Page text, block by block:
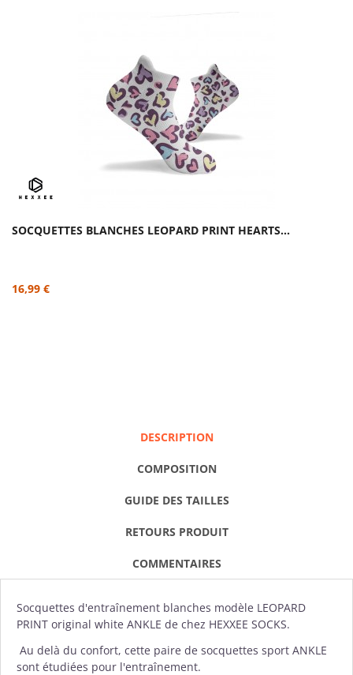
SOCQUETTES BLANCHES LEOPARD PRINT HEARTS...
16,99 €
DESCRIPTION
COMPOSITION
GUIDE DES TAILLES
RETOURS PRODUIT
COMMENTAIRES
Socquettes d'entraînement blanches modèle LEOPARD
PRINT original white ANKLE de chez HEXXEE SOCKS.
Au delà du confort, cette paire de socquettes sport ANKLE
sont étudiées pour l'entraînement.